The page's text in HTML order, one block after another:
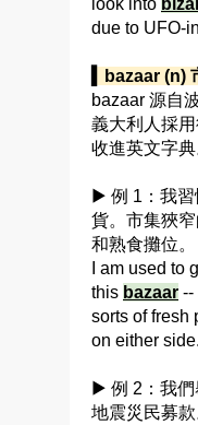
due to UFO-
▍bazaar (n)
bazaar 源自
義大利人採
收進英文字典
▶ 例 1：我習
貨。市集狹
和熟食攤位。
I am used to
this bazaar --
sorts of fresh
on either side.
▶ 例 2：我們
地震災民募款